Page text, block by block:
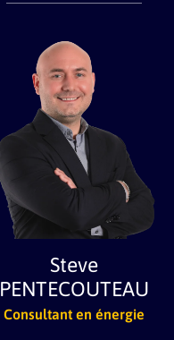
Steve
PENTECOUTEAU
Consultant en énergie